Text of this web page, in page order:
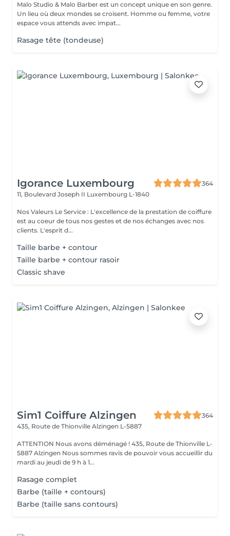
Malo Studio & Malo Barber est un concept unique en son genre.
Un lieu où deux mondes se croisent. Homme ou femme, votre
espace vous attends avec impat...
Rasage tête (tondeuse)
Igorance Luxembourg
364
11, Boulevard Joseph II Luxembourg L-1840
Nos Valeurs Le Service : L'excellence de la prestation de coiffure
est au coeur de tous nos gestes et de nos échanges avec nos
clients. L'esprit d...
Taille barbe + contour
Taille barbe + contour rasoir
Classic shave
Sim1 Coiffure Alzingen
364
435, Route de Thionville Alzingen L-5887
ATTENTION Nous avons déménagé ! 435, Route de Thionville L-
5887 Alzingen Nous sommes ravis de pouvoir vous accueillir du
mardi au jeudi de 9 h à 1...
Rasage complet
Barbe (taille + contours)
Barbe (taille sans contours)